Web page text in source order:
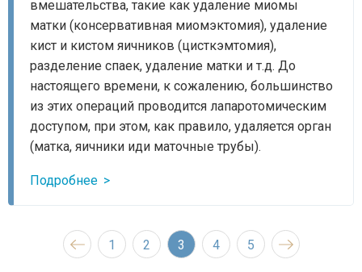
вмешательства, такие как удаление миомы
матки (консервативная миомэктомия), удаление
кист и кистом яичников (цисткэмтомия),
разделение спаек, удаление матки и т.д. До
настоящего времени, к сожалению, большинство
из этих операций проводится лапаротомическим
доступом, при этом, как правило, удаляется орган
(матка, яичники иди маточные трубы).
Подробнее
1 2 3 4 5